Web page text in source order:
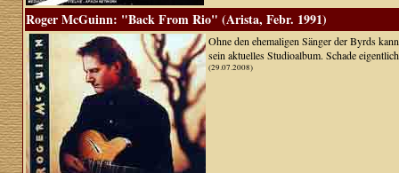
Roger McGuinn: "Back From Rio" (Arista, Febr. 1991)
Ohne den ehemaligen Sänger der Byrds
sein aktuelles Studioalbum. Schade
(29.07.2008)